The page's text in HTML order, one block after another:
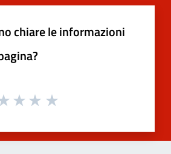
chiare le informazioni